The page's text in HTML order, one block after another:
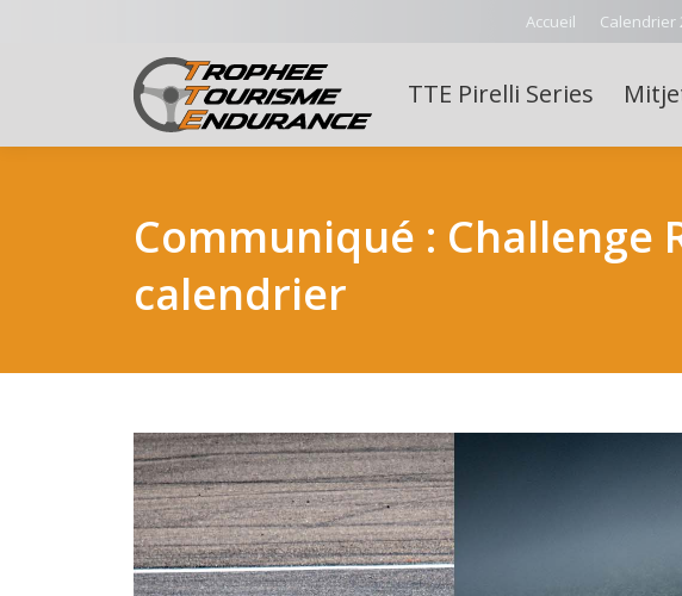
Accueil Calendrier
TTE Pirelli Series
Communiqué : Challenge
calendrier